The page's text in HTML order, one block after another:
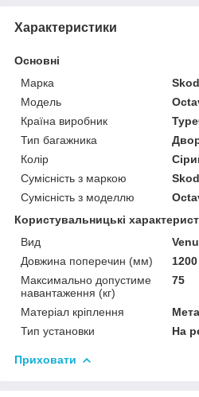
Характеристики
Основні
Марка
Модель
Країна виробник
Тип багажника
Колір
Сумісність з маркою
Сумісність з моделлю
Користувальницькі
Вид
Довжина поперечин (мм)
1200
Максимально допустиме
навантаження (кг)
75
Матеріал кріплення
Тип установки
На
Приховати